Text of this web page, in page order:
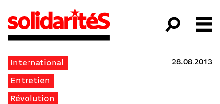
International
Entretien
Révolution
28.08.2013